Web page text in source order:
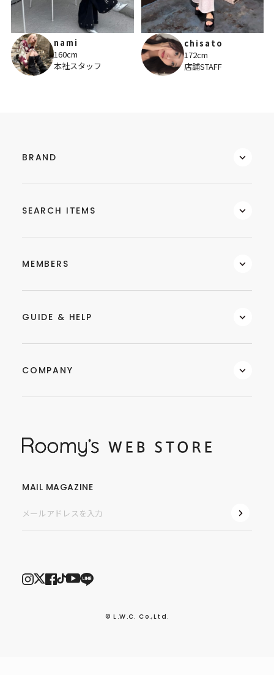
nami
160cm
本社スタッフ
chisato
172cm
店舗STAFF
BRAND
SEARCH ITEMS
MEMBERS
GUIDE & HELP
COMPANY
MAIL MAGAZINE
© L.W.C. Co.,Ltd.